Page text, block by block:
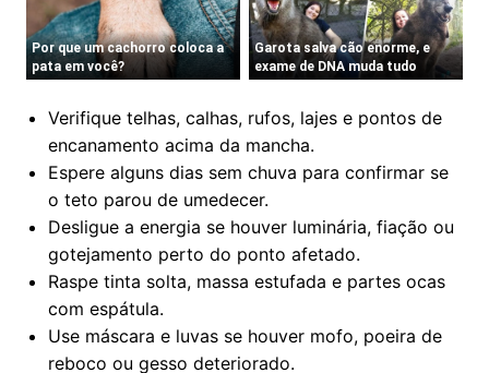
Verifique telhas, calhas, rufos, lajes e pontos de
encanamento acima da mancha.
Espere alguns dias sem chuva para confirmar se
o teto parou de umedecer.
Desligue a energia se houver luminária, fiação ou
gotejamento perto do ponto afetado.
Raspe tinta solta, massa estufada e partes ocas
com espátula.
Use máscara e luvas se houver mofo, poeira de
reboco ou gesso deteriorado.